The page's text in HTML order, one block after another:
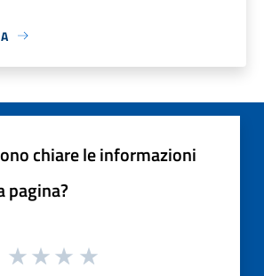
chiare le informazioni
pagina?